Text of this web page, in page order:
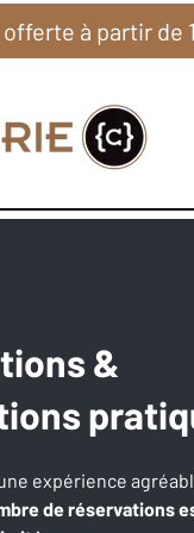
à partir de
&
expérience
de réservations